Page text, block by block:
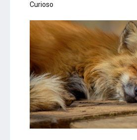
Curioso